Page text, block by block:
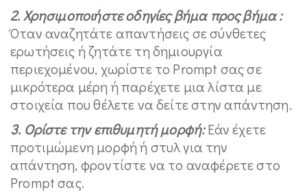
2. Χρησιμοποιήστε οδηγίες βήμα προς βήμα :
Όταν αναζητάτε απαντήσεις σε σύνθετες
ερωτήσεις ή ζητάτε τη δημιουργία
περιεχομένου, χωρίστε το Prompt σας σε
μικρότερα μέρη ή παρέχετε μια λίστα με
στοιχεία που θέλετε να δείτε στην απάντηση.
3. Ορίστε την επιθυμητή μορφή:Εάν έχετε
προτιμώμενη μορφή ή στυλ για την
απάντηση, φροντίστε να το αναφέρετε στο
Prompt σας.